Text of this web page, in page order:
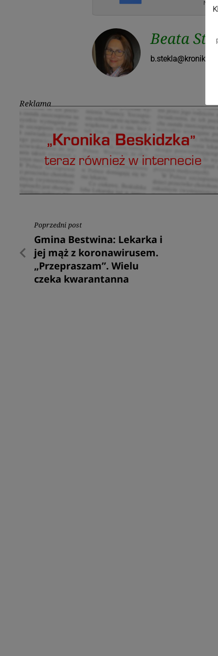
Beata
Reklama
Nawigacja
wpisu
Poprzedni post
Poprzedni
post
Gmina Bestwina: Lekarka i
jej mąż z koronawirusem.
„Przepraszam”. Wielu
czeka kwarantanna